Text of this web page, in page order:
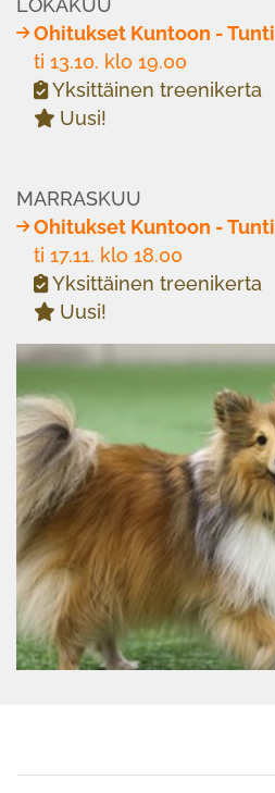
LOKAKUU
Ohitukset Kuntoon - Tunti
ti 13.10. klo 19.00
Yksittäinen treenikerta
Uusi!
MARRASKUU
Ohitukset Kuntoon - Tunti
ti 17.11. klo 18.00
Yksittäinen treenikerta
Uusi!